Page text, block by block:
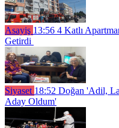
Asayiş 13:56 4 Katlı
Getirdi
Siyaset 18:52 Doğan 'Adil,
Aday Oldum'